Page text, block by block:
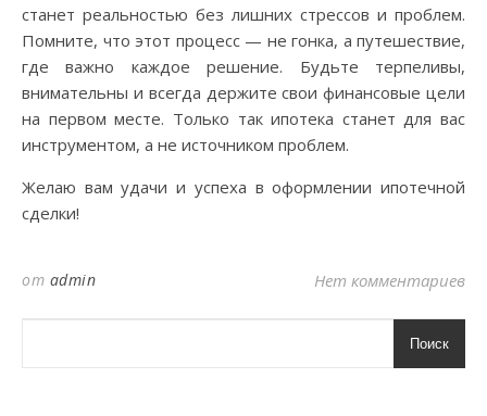
станет реальностью без лишних стрессов и проблем.
Помните, что этот процесс — не гонка, а путешествие,
где важно каждое решение. Будьте терпеливы,
внимательны и всегда держите свои финансовые цели
на первом месте. Только так ипотека станет для вас
инструментом, а не источником проблем.
Желаю вам удачи и успеха в оформлении ипотечной
сделки!
от admin Нет комментариев
Поиск